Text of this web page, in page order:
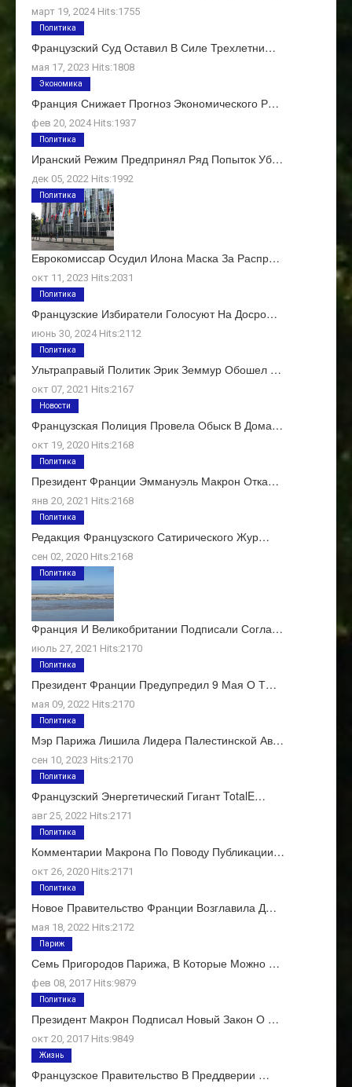
март 19, 2024 Hits:1755
Французский Суд Оставил В Силе Трехлетни…
мая 17, 2023 Hits:1808
Политика
Франция Снижает Прогноз Экономического Р…
фев 20, 2024 Hits:1937
Экономика
Иранский Режим Предпринял Ряд Попыток Уб…
дек 05, 2022 Hits:1992
Политика
Еврокомиссар Осудил Илона Маска За Распр…
окт 11, 2023 Hits:2031
Политика
Французские Избиратели Голосуют На Досро…
июнь 30, 2024 Hits:2112
Политика
Ультраправый Политик Эрик Земмур Обошел …
окт 07, 2021 Hits:2167
Политика
Французская Полиция Провела Обыск В Дома…
окт 19, 2020 Hits:2168
Новости
Президент Франции Эммануэль Макрон Отка…
янв 20, 2021 Hits:2168
Политика
Редакция Французского Сатирического Жур…
сен 02, 2020 Hits:2168
Политика
Франция И Великобритании Подписали Согла…
июль 27, 2021 Hits:2170
Политика
Президент Франции Предупредил 9 Мая О Т…
мая 09, 2022 Hits:2170
Политика
Мэр Парижа Лишила Лидера Палестинской Ав…
сен 10, 2023 Hits:2170
Политика
Французский Энергетический Гигант TotalE…
авг 25, 2022 Hits:2171
Политика
Комментарии Макрона По Поводу Публикации…
окт 26, 2020 Hits:2171
Политика
Новое Правительство Франции Возглавила Д…
мая 18, 2022 Hits:2172
Политика
Семь Пригородов Парижа, В Которые Можно …
фев 08, 2017 Hits:9879
Париж
Президент Макрон Подписал Новый Закон О …
окт 20, 2017 Hits:9849
Политика
Французское Правительство В Преддверии …
Жизнь